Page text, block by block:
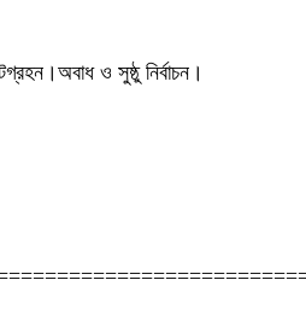
ও সুষ্ঠু নির্বাচন।